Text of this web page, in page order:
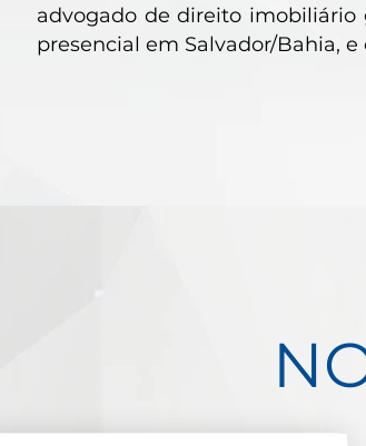
advogado de direito
presencial em Salvador/Bahia,